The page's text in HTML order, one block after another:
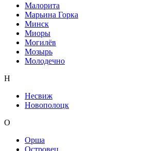
Малорита
Марьина Горка
Минск
Миоры
Могилёв
Мозырь
Молодечно
Н
Несвиж
Новополоцк
О
Орша
Островец